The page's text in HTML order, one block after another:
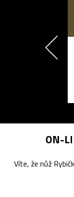
ON-
Víte, že nůž